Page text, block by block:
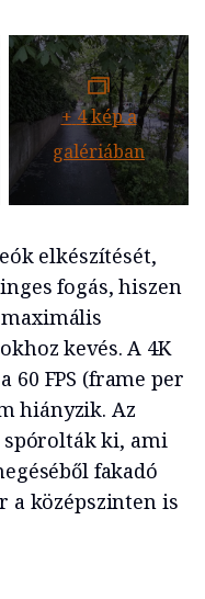
+ 4kép a
galériában
elkészítését,
fogás, hiszen
maximális
kevés. A 4K
60 FPS (frame per
hiányzik. Az
ki, ami
fakadó
a középszinten is